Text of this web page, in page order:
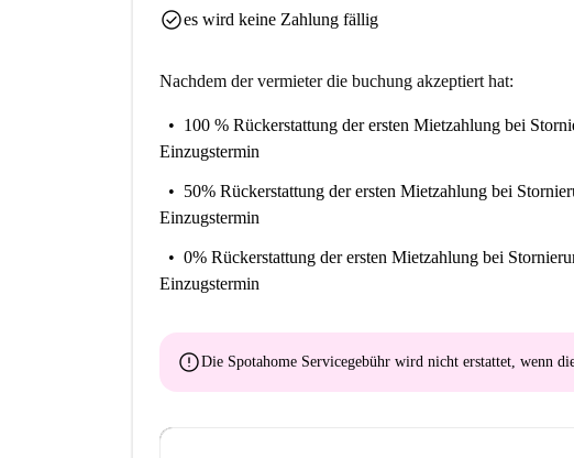
check_circlees wird keine Zahlung fällig
Nachdem der vermieter die buchung akzeptiert hat:
100 % Rückerstattung der ersten Mietzahlung bei
Einzugstermin
50% Rückerstattung der ersten Mietzahlung bei
Einzugstermin
0% Rückerstattung der ersten Mietzahlung bei
Einzugstermin
errorDie Spotahome Servicegebühr wird nicht erstattet , wenn